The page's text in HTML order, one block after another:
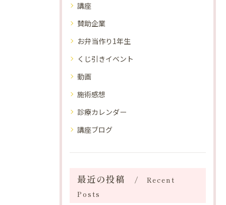
講座
賛助企業
お弁当作り1年生
くじ引きイベント
動画
施術感想
診療カレンダー
講座ブログ
最近の投稿
Recent
Posts